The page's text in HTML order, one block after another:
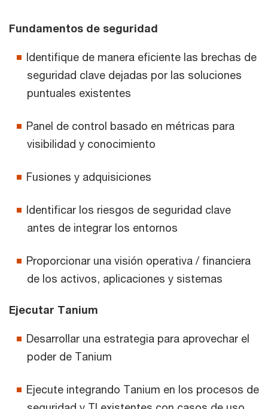
Fundamentos de seguridad
Identifique de manera eficiente las brechas de
seguridad clave dejadas por las soluciones
puntuales existentes
Panel de control basado en métricas para
visibilidad y conocimiento
Fusiones y adquisiciones
Identificar los riesgos de seguridad clave
antes de integrar los entornos
Proporcionar una visión operativa / financiera
de los activos, aplicaciones y sistemas
Ejecutar Tanium
Desarrollar una estrategia para aprovechar el
poder de Tanium
Ejecute integrando Tanium en los procesos de